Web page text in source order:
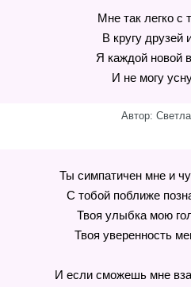
Мне так легко с
В кругу друзей
Я каждой новой
И не могу
Автор:
Ты симпатичен мне и
С тобой поближе
Твоя улыбка мою
Твоя уверенность
И если сможешь мне